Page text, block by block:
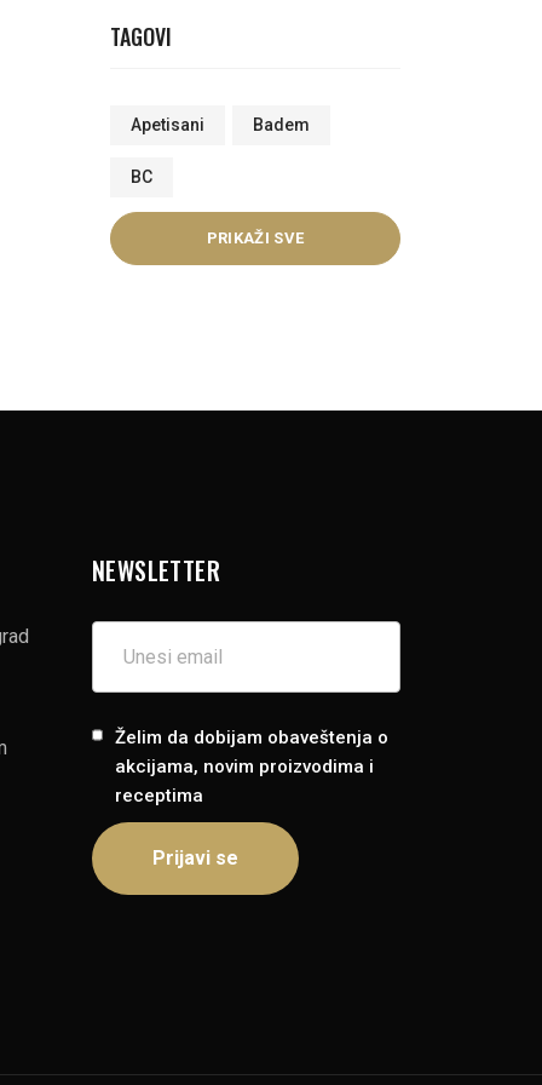
TAGOVI
Apetisani Badem
BC
PRIKAŽI SVE
NEWSLETTER
Želim da dobijam obaveštenja o
akcijama, novim proizvodima i
receptima